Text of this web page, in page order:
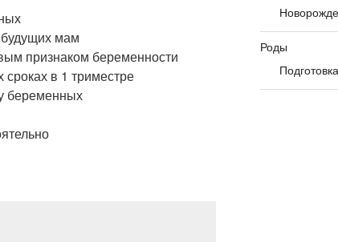
будущих мам
признаком беременности
в 1 триместре
беременных
Роды